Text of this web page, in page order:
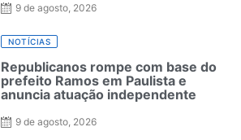
9 de agosto, 2026
NOTÍCIAS
Republicanos rompe com base do
prefeito Ramos em Paulista e
anuncia atuação independente
9 de agosto, 2026